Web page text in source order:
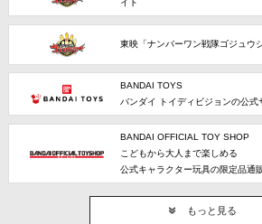
東映「ナンバーワン戦隊ゴジュウ
BANDAI TOYS
バンダイ トイディビジョンの公式
BANDAI OFFICIAL TOY SHOP
こどもから大人まで楽しめる
公式キャラクター玩具の限定品通
もっと見る